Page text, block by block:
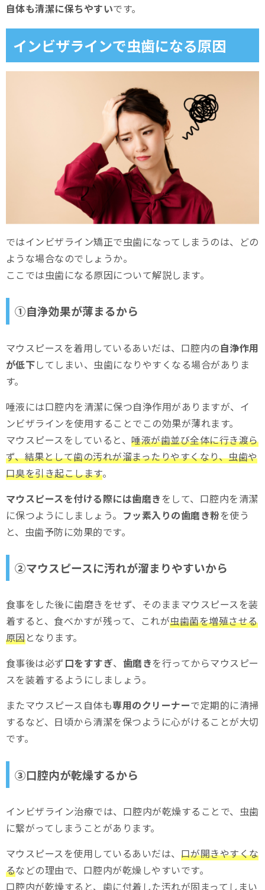
自体も清潔に保ちやすいです。
インビザラインで虫歯になる原因
ではインビザライン矯正で虫歯になってしまうのは、どの
ような場合なのでしょうか。
ここでは虫歯になる原因について解説します。
①自浄効果が薄まるから
マウスピースを着用しているあいだは、口腔内の自浄作用
が低下してしまい、虫歯になりやすくなる場合がありま
す。
唾液には口腔内を清潔に保つ自浄作用がありますが、イ
ンビザラインを使用することでこの効果が薄れます。
マウスピースをしていると、唾液が歯並び全体に行き渡ら
ず、結果として歯の汚れが溜まったりやすくなり、虫歯や
口臭を引き起こします。
マウスピースを付ける際には歯磨き をして、口腔内を清潔
に保つようにしましょう。 フッ素入りの歯磨き粉を使う
と、虫歯予防に効果的です。
②マウスピースに汚れが溜まりやすいから
食事をした後に歯磨きをせず、そのままマウスピースを装
着すると、食べかすが残って、これが虫歯菌を増殖させる
原因となります。
食事後は必ず口をすすぎ、 歯磨きを行ってからマウスピー
スを装着するようにしましょう。
またマウスピース自体も専用のクリーナーで定期的に清掃
するなど、日頃から清潔を保つように心がけることが大切
です。
③口腔内が乾燥するから
インビザライン治療では、口腔内が乾燥することで、虫歯
に繋がってしまうことがあります。
マウスピースを使用しているあいだは、 口が開きやすくな
るなどの理由で、口腔内が乾燥しやすいです。
口腔内が乾燥すると、歯に付着した汚れが固まってしまい